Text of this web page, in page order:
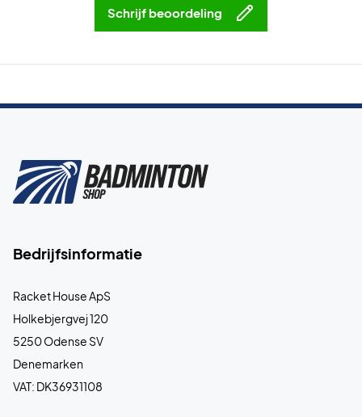
Schrijf beoordeling
Bedrijfsinformatie
Racket House ApS
Holkebjergvej 120
5250 Odense SV
Denemarken
VAT: DK36931108